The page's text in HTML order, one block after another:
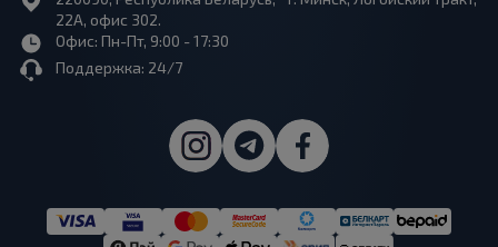
22А, офис 302.
Офис: Пн-Пт, 9:00 - 17:30
Поддержка: 24/7